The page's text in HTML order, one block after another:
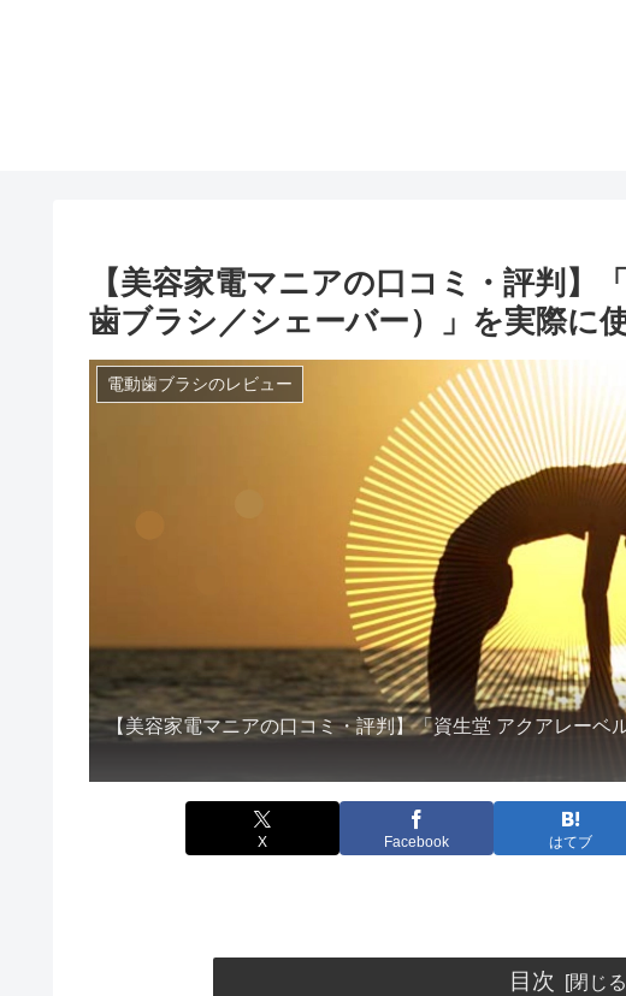
【美容家電マニアの口コミ・評判】
歯ブラシ／シェーバー）」を実際に
電動歯ブラシのレビュー
【美容家電マニアの口コミ・評判】「資生堂 アクアレーベ
X Facebook はてブ
目次